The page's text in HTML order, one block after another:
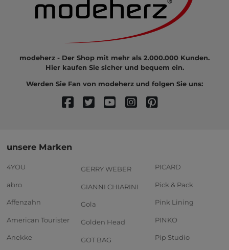
modeherz - Der Shop mit mehr als 2.000.000 Kunden.
Hier kaufen Sie sicher und bequem ein.
Werden Sie Fan von modeherz und folgen Sie uns:
unsere Marken
4YOU
abro
Affenzahn
American Tourister
Anekke
GERRY WEBER
GIANNI CHIARINI
Gola
Golden Head
GOT BAG
PICARD
Pick & Pack
Pink Lining
PINKO
Pip Studio